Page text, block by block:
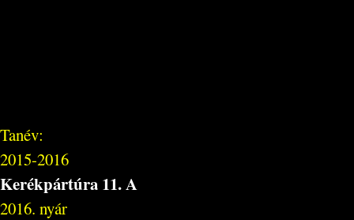
Tanév:
2015-2016
Kerékpártúra 11. A
2016. nyár